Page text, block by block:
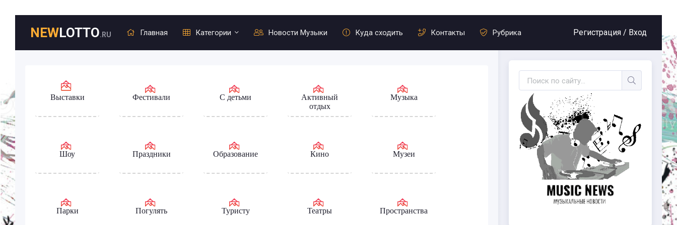
NEWLOTTO.RU Главная Категории Новости Музыки Куда сходить Контакты Рубрика Регистрация / Вход
Выставки Фестивали С детьми
Активный
отдых
Музыка
Шоу Праздники Образование Кино Музеи
Парки Погулять Туристу Театры Пространства